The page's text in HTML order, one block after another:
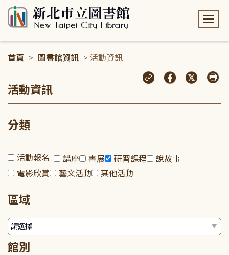
首頁 > 圖書館資訊 > 活動資訊
活動資訊
分類
活動報名 講座 書展 研習課程
說故事
電影欣賞
藝文活動 其他活動
區域
館別